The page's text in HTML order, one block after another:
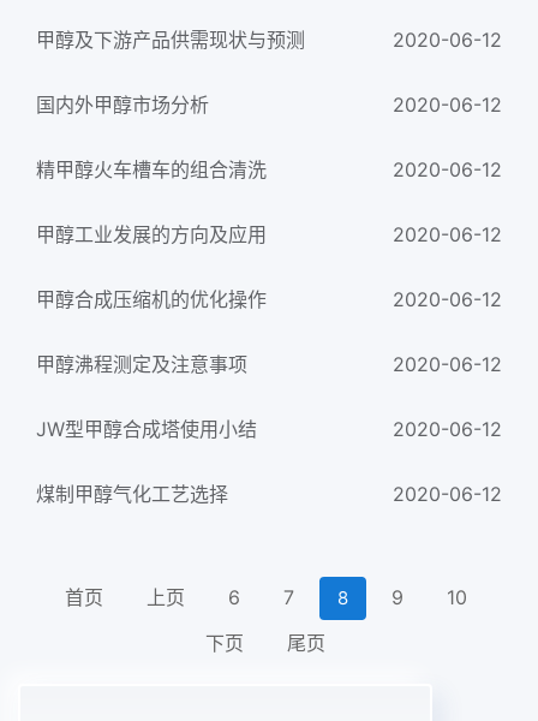
甲醇及下游产品供需现状与预测 2020-06-12
国内外甲醇市场分析 2020-06-12
精甲醇火车槽车的组合清洗 2020-06-12
甲醇工业发展的方向及应用 2020-06-12
甲醇合成压缩机的优化操作 2020-06-12
甲醇沸程测定及注意事项 2020-06-12
JW型甲醇合成塔使用小结 2020-06-12
煤制甲醇气化工艺选择 2020-06-12
首页 上页 6 7 8 9
10
下页
尾页